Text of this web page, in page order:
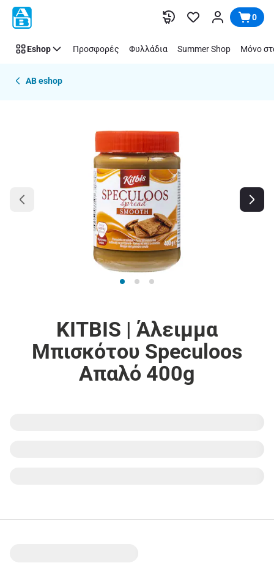
Παράλειψη 0
Eshop Προσφορές Φυλλάδια Summer Shop Μόνο
AB eshop
KITBIS | Άλειμμα
Μπισκότου Speculoos
Απαλό 400g